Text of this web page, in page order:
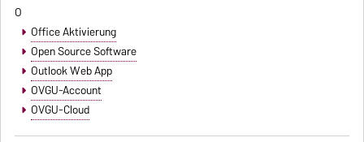
O
Office Aktivierung
Open Source Software
Outlook Web App
OVGU-Account
OVGU-Cloud